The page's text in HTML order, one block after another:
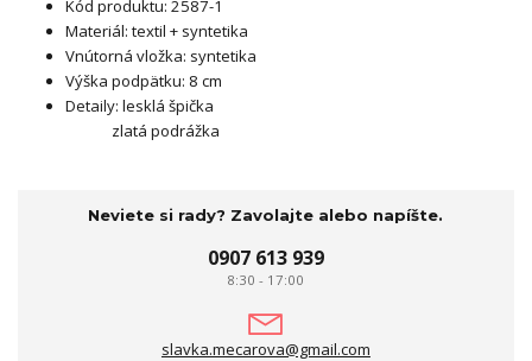
Kód produktu: 2587-1
Materiál: textil + syntetika
Vnútorná vložka: syntetika
Výška podpätku: 8 cm
Detaily: lesklá špička
zlatá podrážka
Neviete si rady? Zavolajte alebo napíšte.
0907 613 939
8:30 - 17:00
slavka.mecarova@gmail.com